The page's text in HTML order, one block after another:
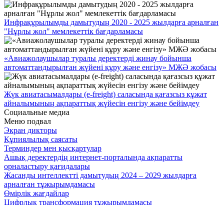
Инфрақұрылымды дамытудың 2020 - 2025 жылдарға арналған
"Нұрлы жол" мемлекеттік бағдарламасы
«Авиажолаушылар туралы деректерді жинау бойынша
автоматтандырылған жүйені құру және енгізу» МЖӘ жобасы
Жүк авиатасымалдары (e-freight) саласында қағазсыз құжат
айналымының ақпараттық жүйесін енгізу және бейімдеу
Социальные медиа
Меню подвал
Экран дикторы
Құпиялылық саясаты
Терминдер мен қысқартулар
Ашық деректердің интернет-порталында ақпаратты
орналастыру қағидалары
Жасанды интеллектті дамытудың 2024 – 2029 жылдарға
арналған тұжырымдамасы
Өмірлік жағдайлар
Цифрлық трансформация тұжырымдамасы